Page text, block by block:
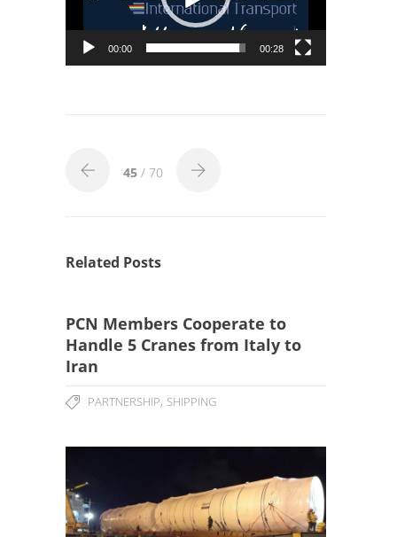
00:00 00:28
45 / 70
Related Posts
PCN Members Cooperate to
Handle 5 Cranes from Italy to
Iran
PARTNERSHIP, SHIPPING